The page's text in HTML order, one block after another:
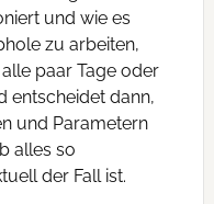
und wie es
zu arbeiten,
paar Tage oder
entscheidet dann,
und Parametern
alles so
der Fall ist.